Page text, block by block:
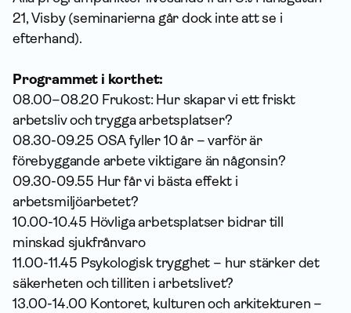
21, Visby (seminarierna går dock inte att se i
efterhand).
Programmet i korthet:
08.00–08.20 Frukost: Hur skapar vi ett friskt
arbetsliv och trygga arbetsplatser?
08.30-09.25 OSA fyller 10 år – varför är
förebyggande arbete viktigare än någonsin?
09.30-09.55 Hur får vi bästa effekt i
arbetsmiljöarbetet?
10.00-10.45 Hövliga arbetsplatser bidrar till
minskad sjukfrånvaro
11.00-11.45 Psykologisk trygghet – hur stärker det
säkerheten och tilliten i arbetslivet?
13.00-14.00 Kontoret, kulturen och arkitekturen –